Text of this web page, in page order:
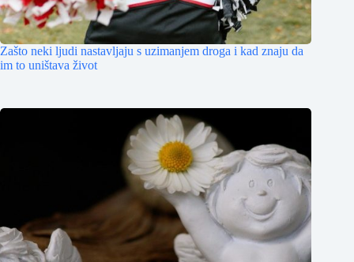
Zašto neki ljudi nastavljaju s uzimanjem droga i kad znaju da
im to uništava život